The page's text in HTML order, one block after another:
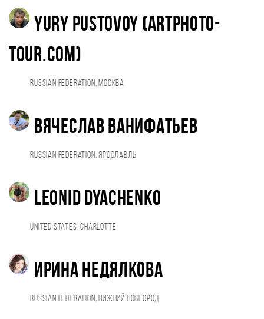
Yury Pustovoy (artphoto-
tour.com)
Russian Federation, Москва
Вячеслав Ванифатьев
Russian Federation, Ярославль
Leonid Dyachenko
United States, Charlotte
Ирина Недялкова
Russian Federation, Нижний Новгород